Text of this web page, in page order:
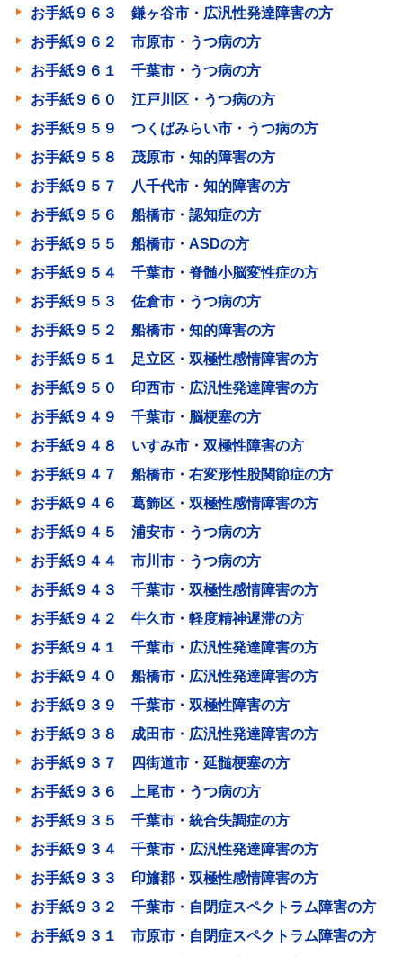
お手紙９６３ 鎌ヶ谷市・広汎性発達障害の方
お手紙９６２ 市原市・うつ病の方
お手紙９６１ 千葉市・うつ病の方
お手紙９６０ 江戸川区・うつ病の方
お手紙９５９ つくばみらい市・うつ病の方
お手紙９５８ 茂原市・知的障害の方
お手紙９５７ 八千代市・知的障害の方
お手紙９５６ 船橋市・認知症の方
お手紙９５５ 船橋市・ASDの方
お手紙９５４ 千葉市・脊髄小脳変性症の方
お手紙９５３ 佐倉市・うつ病の方
お手紙９５２ 船橋市・知的障害の方
お手紙９５１ 足立区・双極性感情障害の方
お手紙９５０ 印西市・広汎性発達障害の方
お手紙９４９ 千葉市・脳梗塞の方
お手紙９４８ いすみ市・双極性障害の方
お手紙９４７ 船橋市・右変形性股関節症の方
お手紙９４６ 葛飾区・双極性感情障害の方
お手紙９４５ 浦安市・うつ病の方
お手紙９４４ 市川市・うつ病の方
お手紙９４３ 千葉市・双極性感情障害の方
お手紙９４２ 牛久市・軽度精神遅滞の方
お手紙９４１ 千葉市・広汎性発達障害の方
お手紙９４０ 船橋市・広汎性発達障害の方
お手紙９３９ 千葉市・双極性障害の方
お手紙９３８ 成田市・広汎性発達障害の方
お手紙９３７ 四街道市・延髄梗塞の方
お手紙９３６ 上尾市・うつ病の方
お手紙９３５ 千葉市・統合失調症の方
お手紙９３４ 千葉市・広汎性発達障害の方
お手紙９３３ 印旛郡・双極性感情障害の方
お手紙９３２ 千葉市・自閉症スペクトラム障害の方
お手紙９３１ 市原市・自閉症スペクトラム障害の方